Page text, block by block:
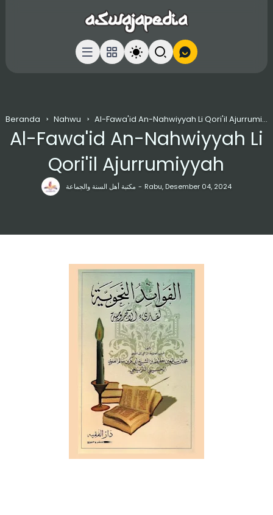
Beranda Nahwu Al-Fawa'id An-Nahwiyyah Li Qori'il Ajurrumiyyah
مكتبة أهل السنة والجماعة Rabu, Desember 04, 2024
Al-Fawa'id An-Nahwiyyah Li
Qori'il Ajurrumiyyah